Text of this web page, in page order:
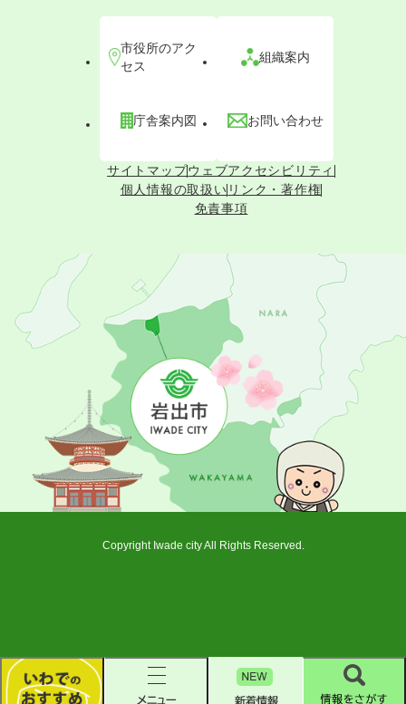
い 情
市役所のアク
セス
組織案内
庁舎案内図 お問い合わせ
サイトマップウェブアクセシビリティ
個人情報の取扱い リンク・著作権
免責事項
Copyright Iwade city All Rights Reserved.